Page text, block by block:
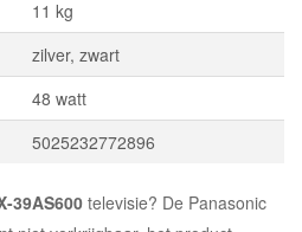
11 kg
zilver, zwart
48 watt
5025232772896
39AS600 televisie? De Panasonic